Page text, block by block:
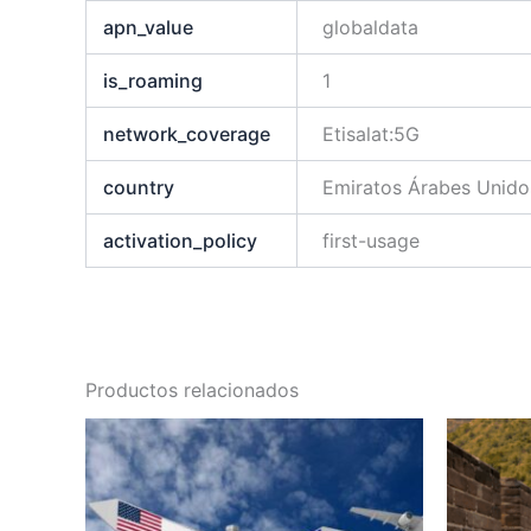
apn_value globaldata
is_roaming 1
network_coverage Etisalat:5G
country Emiratos Árabes
activation_policy first-usage
Productos relacionados